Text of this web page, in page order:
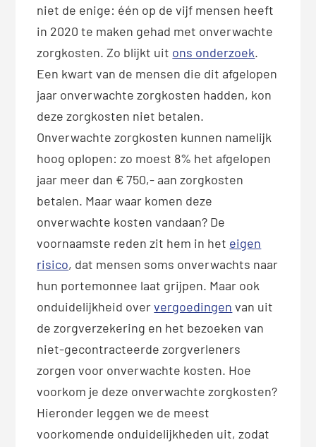
niet de enige: één op de vijf mensen heeft
in 2020 te maken gehad met onverwachte
zorgkosten. Zo blijkt uit ons onderzoek.
Een kwart van de mensen die dit afgelopen
jaar onverwachte zorgkosten hadden, kon
deze zorgkosten niet betalen.
Onverwachte zorgkosten kunnen namelijk
hoog oplopen: zo moest 8% het afgelopen
jaar meer dan € 750,- aan zorgkosten
betalen. Maar waar komen deze
onverwachte kosten vandaan? De
voornaamste reden zit hem in het eigen
risico, dat mensen soms onverwachts naar
hun portemonnee laat grijpen. Maar ook
onduidelijkheid oververgoedingen van uit
de zorgverzekering en het bezoeken van
niet-gecontracteerde zorgverleners
zorgen voor onverwachte kosten. Hoe
voorkom je deze onverwachte zorgkosten?
Hieronder leggen we de meest
voorkomende onduidelijkheden uit, zodat